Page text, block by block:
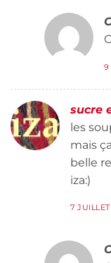
9
sucre
les
mais
belle
iza:)
7